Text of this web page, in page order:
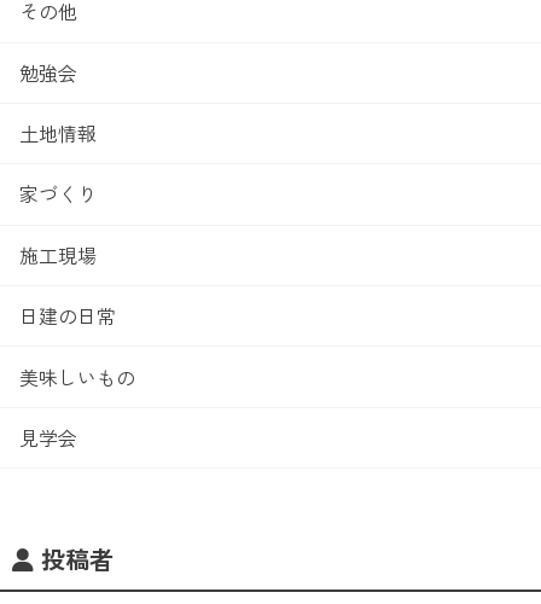
その他
勉強会
土地情報
家づくり
施工現場
日建の日常
美味しいもの
見学会
投稿者